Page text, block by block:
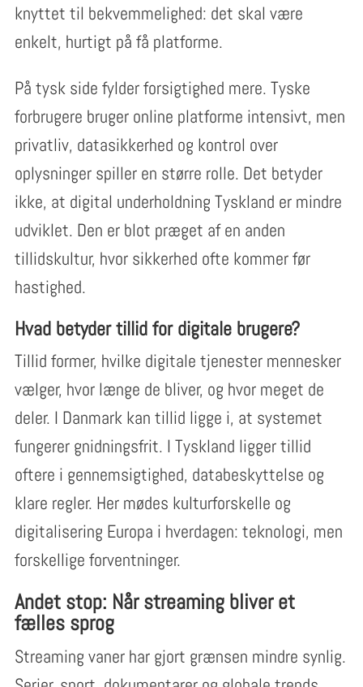
knyttet til bekvemmelighed: det skal være
enkelt, hurtigt på få platforme.
På tysk side fylder forsigtighed mere. Tyske
forbrugere bruger online platforme intensivt, men
privatliv, datasikkerhed og kontrol over
oplysninger spiller en større rolle. Det betyder
ikke, at digital underholdning Tyskland er mindre
udviklet. Den er blot præget af en anden
tillidskultur, hvor sikkerhed ofte kommer før
hastighed.
Hvad betyder tillid for digitale brugere?
Tillid former, hvilke digitale tjenester mennesker
vælger, hvor længe de bliver, og hvor meget de
deler. I Danmark kan tillid ligge i, at systemet
fungerer gnidningsfrit. I Tyskland ligger tillid
oftere i gennemsigtighed, databeskyttelse og
klare regler. Her mødes kulturforskelle og
digitalisering Europa i hverdagen: teknologi, men
forskellige forventninger.
Andet stop: Når streaming bliver et
fælles sprog
Streaming vaner har gjort grænsen mindre synlig.